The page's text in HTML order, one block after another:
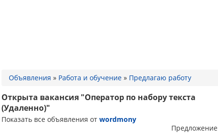
Объявления » Работа и обучение » Предлагаю работу
Открыта вакансия "Оператор по набору текста
(Удаленно)"
Показать все объявления от wordmony
Предложение